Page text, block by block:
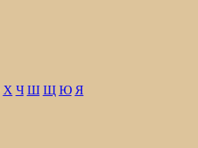
Х Ч Ш Щ Ю Я